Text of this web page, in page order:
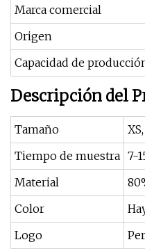
Marca comercial
Origen
Capacidad de
Descripción del
Tamaño
Tiempo de muestra 7-
Material
Color
Logo